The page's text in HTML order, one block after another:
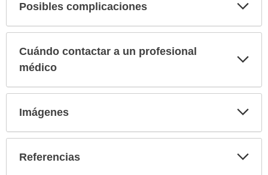
Posibles complicaciones
Cuándo contactar a un profesional
médico
Imágenes
Referencias